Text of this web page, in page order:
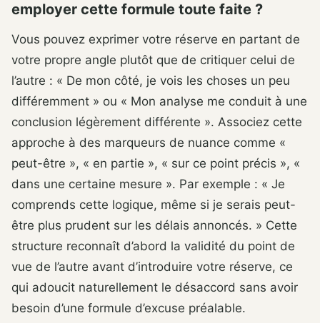
employer cette formule toute faite ?
Vous pouvez exprimer votre réserve en partant de
votre propre angle plutôt que de critiquer celui de
l’autre : « De mon côté, je vois les choses un peu
différemment » ou « Mon analyse me conduit à une
conclusion légèrement différente ». Associez cette
approche à des marqueurs de nuance comme «
peut-être », « en partie », « sur ce point précis », «
dans une certaine mesure ». Par exemple : « Je
comprends cette logique, même si je serais peut-
être plus prudent sur les délais annoncés. » Cette
structure reconnaît d’abord la validité du point de
vue de l’autre avant d’introduire votre réserve, ce
qui adoucit naturellement le désaccord sans avoir
besoin d’une formule d’excuse préalable.